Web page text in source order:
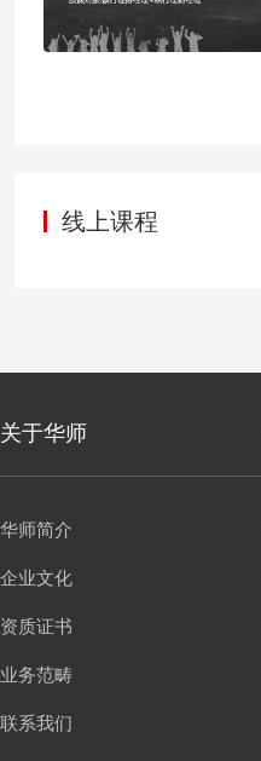
线上课程
关于华师
华师简介
企业文化
资质证书
业务范畴
联系我们